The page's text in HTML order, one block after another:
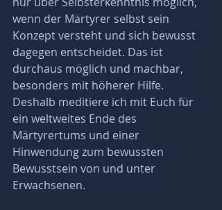
wenn der Märtyrer selbst sein
Konzept versteht und sich bewusst
dagegen entscheidet. Das ist
durchaus möglich und machbar,
besonders mit höherer Hilfe.
Deshalb meditiere ich mit Euch für
ein weltweites Ende des
Märtyrertums und einer
Hinwendung zum bewussten
Bewusstsein von und unter
Erwachsenen.